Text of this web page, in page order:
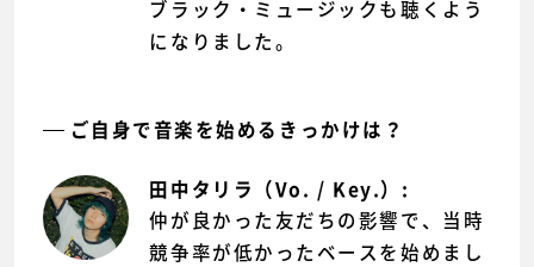
ブラック・ミュージックも聴くよう
になりました。
ご自身で音楽を始めるきっかけは？
田中タリラ（Vo. / Key.）:
仲が良かった友だちの影響で、当時
競争率が低かったベースを始めまし